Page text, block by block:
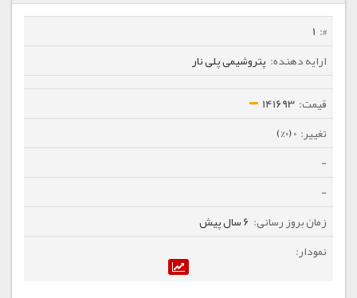
1
پتروشیمی پلی نار
141693
0 (0%)
-
-
6 سال پیش